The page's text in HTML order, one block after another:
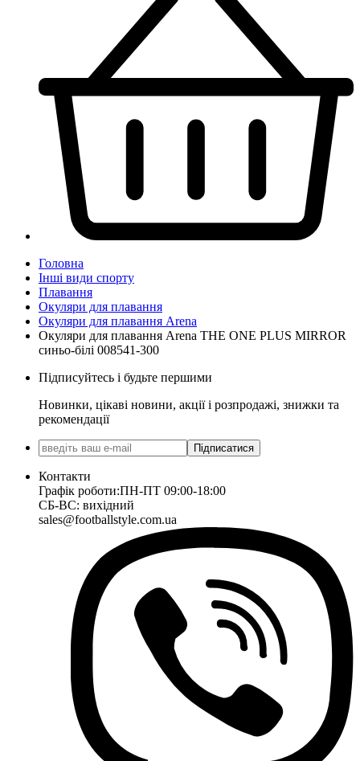
Головна
Інші види спорту
Плавання
Окуляри для плавання
Окуляри для плавання Arena
Окуляри для плавання Arena THE ONE PLUS MIRROR
синьо-білі 008541-300
Підписуйтесь і будьте першими
Новинки, цікаві новини, акції і розпродажі, знижки та
рекомендації
Підписатися
Контакти
Графік роботи:ПН-ПТ 09:00-18:00
СБ-ВС: вихідний
sales@footballstyle.com.ua